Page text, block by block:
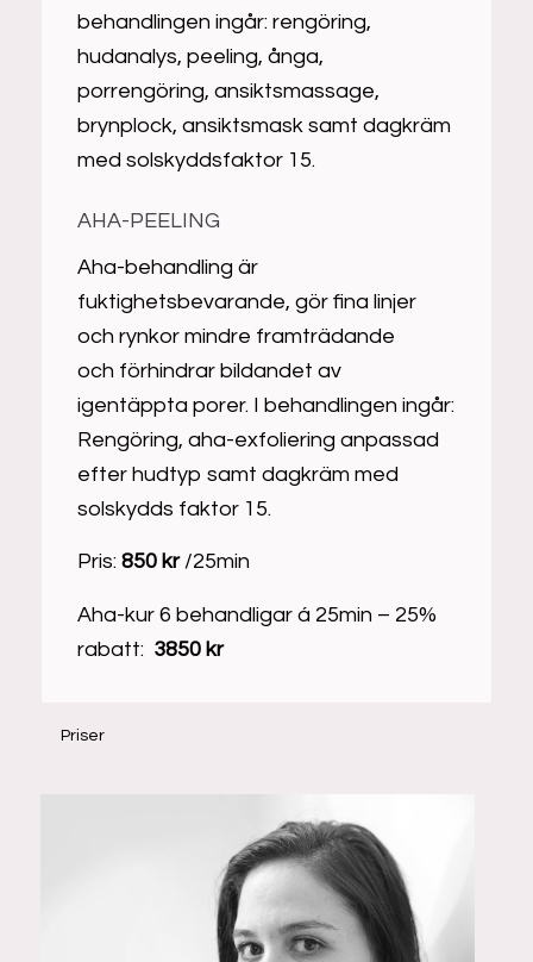
behandlingen ingår: rengöring,
hudanalys, peeling, ånga,
porrengöring, ansiktsmassage,
brynplock, ansiktsmask samt dagkräm
med solskyddsfaktor 15.
AHA-PEELING
Aha-behandling är
fuktighetsbevarande, gör fina linjer
och rynkor mindre framträdande
och förhindrar bildandet av
igentäppta porer. I behandlingen ingår:
Rengöring, aha-exfoliering anpassad
efter hudtyp samt dagkräm med
solskydds faktor 15.
Pris: 850 kr/25min
Aha-kur 6 behandligar á 25min – 25%
rabatt: 3850 kr
Priser